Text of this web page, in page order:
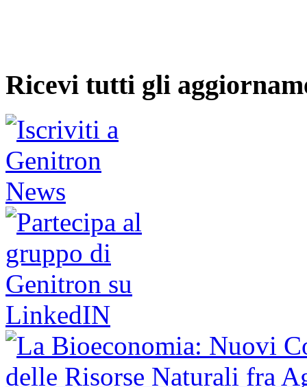
Ricevi tutti gli